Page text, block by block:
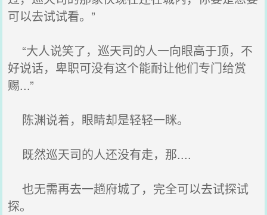
可以去试试看。”
“大人说笑了，巡天司的人一向眼高于顶，不
好说话，卑职可没有这个能耐让他们专门给赏
赐...”
陈渊说着，眼睛却是轻轻一眯。
既然巡天司的人还没有走，那....
也无需再去一趟府城了，完全可以去试探试
探。